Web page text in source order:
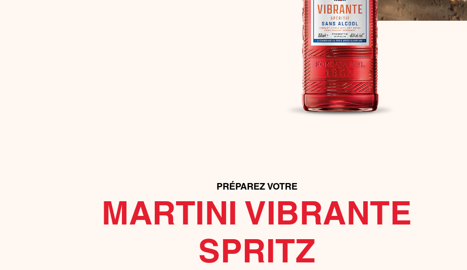
PRÉPAREZ VOTRE
MARTINI VIBRANTE
SPRITZ